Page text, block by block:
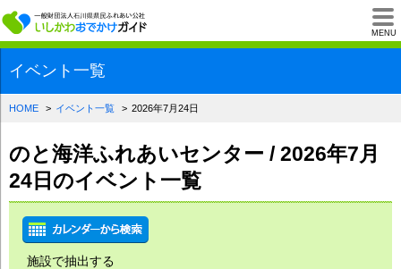
MENU
一般財団法人石川
イベント一覧
HOME イベント一覧 2026年7月24日
のと海洋ふれあいセンター / 2026年7月
24日のイベント一覧
施設で抽出する